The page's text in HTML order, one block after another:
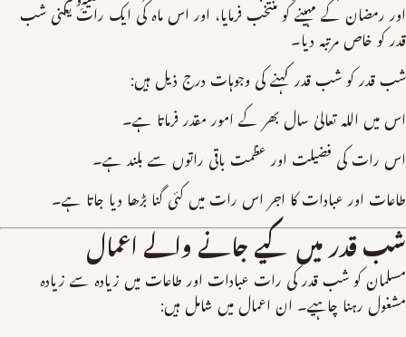
اور رمضان کے مہینے کو منتخب فرمایا، اور اس ماہ کی ایک رات یعنی شب
قدر کو خاص مرتبہ دیا۔
شب قدر کو شب قدر کہنے کی وجوہات درج ذیل ہیں:
اس میں اللہ تعالیٰ سال بھر کے امور مقدر فرماتا ہے۔
اس رات کی فضیلت اور عظمت باقی راتوں سے بلند ہے۔
طاعات اور عبادات کا اجر اس رات میں کئی گنا بڑھا دیا جاتا ہے۔
شب قدر میں کیے جانے والے اعمال
مسلمان کو شب قدر کی رات عبادات اور طاعات میں زیادہ سے زیادہ
مشغول رہنا چاہیے۔ ان اعمال میں شامل ہیں: